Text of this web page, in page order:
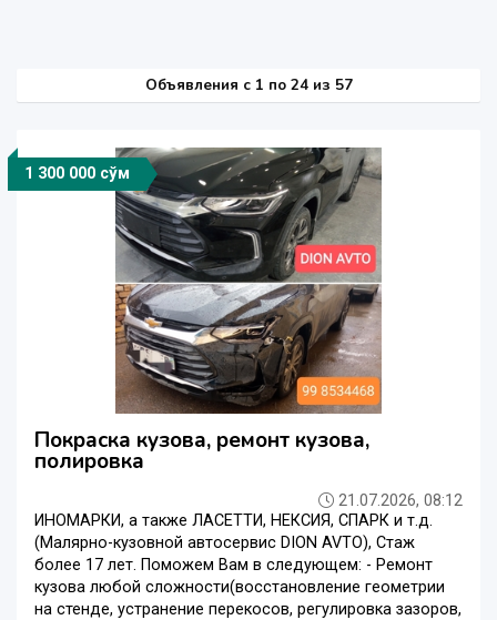
Объявления c 1 по 24 из 57
1 300 000 сўм
Покраска кузова, ремонт кузова,
полировка
21.07.2026, 08:12
ИНОМАРКИ, а также ЛАСЕТТИ, НЕКСИЯ, СПАРК и т.д.
(Малярно-кузовной автосервис DION AVTO), Стаж
более 17 лет. Поможем Вам в следующем: - Ремонт
кузова любой сложности(восстановление геометрии
на стенде, устранение перекосов, регулировка зазоров,